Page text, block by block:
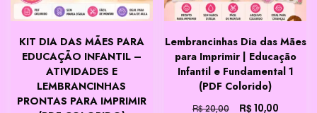
KIT DIA DAS MÃES PARA
EDUCAÇÃO INFANTIL –
ATIVIDADES E
LEMBRANCINHAS
PRONTAS PARA IMPRIMIR
Lembrancinhas Dia das Mães
para Imprimir | Educação
Infantil e Fundamental 1
(PDF Colorido)
R$20,00 R$10,00O